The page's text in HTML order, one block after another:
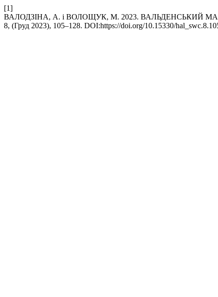
[1]
ВАЛОДЗІНА, А. і ВОЛОЩУК, М. 2023. ВАЛЬДЕНСЬКИЙ
8, (Груд 2023), 105–128. DOI:https://doi.org/10.15330/